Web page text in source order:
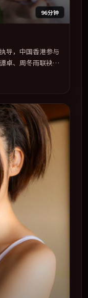
96分钟
导，中国香港参与
卓、周冬雨联袂出
听上力求统一。定
物弧光的观众完整